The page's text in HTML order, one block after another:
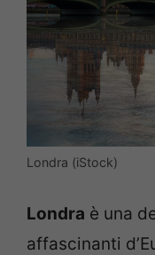
Londra (iStock)
Londra è una
affascinanti